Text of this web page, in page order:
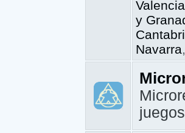
Valencia
y
Navarra